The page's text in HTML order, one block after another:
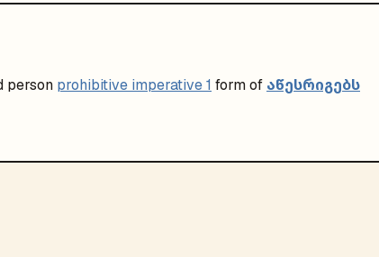
person prohibitive imperative 1 form of აწესრიგებს